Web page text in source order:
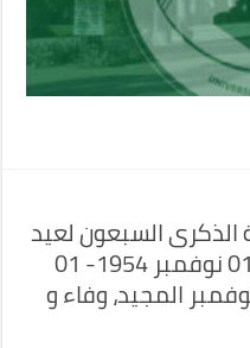
الذكرى السبعون لعيد
الثورة التحريرية المجيدة ” 01 نوفمبر 1954- 01
“نوفمبر المجيد، وفاء و